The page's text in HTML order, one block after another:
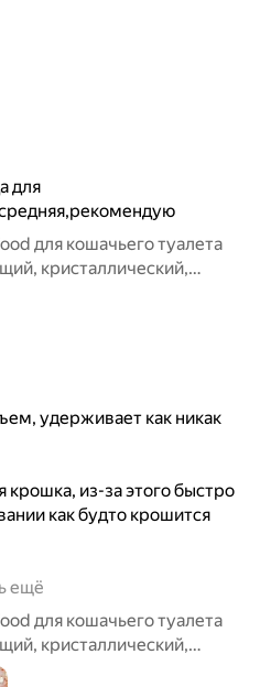
для
для кошачьего туалета
кристаллический,
удерживает как никак
крошка, из-за этого быстро
как будто крошится
ещё
для кошачьего туалета
кристаллический,